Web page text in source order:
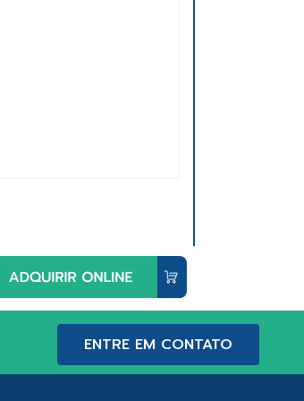
ENTRE EM CONTATO